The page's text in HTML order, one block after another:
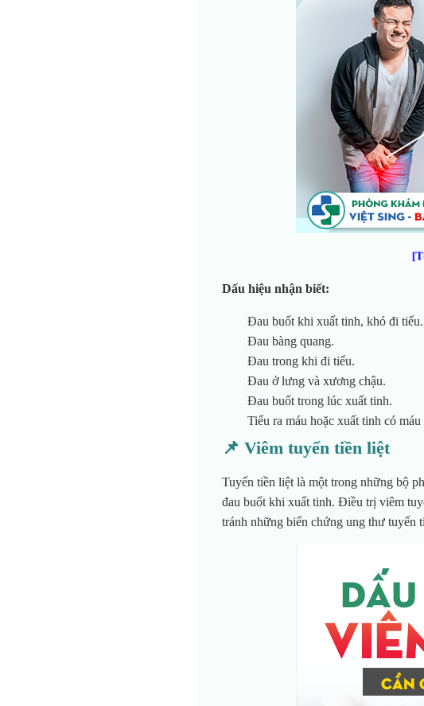
Dấu hiệu nhận biết:
Đau buốt khi xuất tinh, khó đi tiểu.
Đau bàng quang.
Đau trong khi đi tiểu.
Đau ở lưng và xương chậu.
Đau buốt trong lúc xuất tinh.
Tiểu ra máu hoặc xuất tinh có máu
📌 Viêm tuyến tiền liệt
Tuyến tiền liệt là một trong những bộ
đau buốt khi xuất tinh. Điều trị viêm
tránh những biến chứng ung thư tuyến